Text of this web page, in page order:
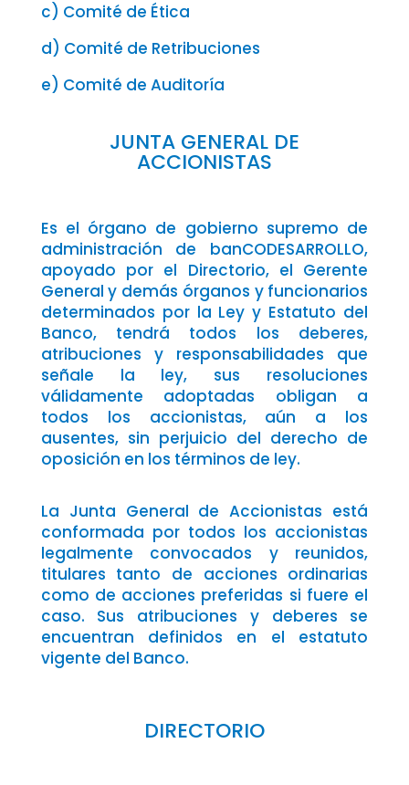
c) Comité de Ética
d) Comité de Retribuciones
e) Comité de Auditoría
JUNTA GENERAL DE
ACCIONISTAS
Es el órgano de gobierno supremo de
administración de banCODESARROLLO,
apoyado por el Directorio, el Gerente
General y demás órganos y funcionarios
determinados por la Ley y Estatuto del
Banco, tendrá todos los deberes,
atribuciones y responsabilidades que
señale la ley, sus resoluciones
válidamente adoptadas obligan a
todos los accionistas, aún a los
ausentes, sin perjuicio del derecho de
oposición en los términos de ley.
La Junta General de Accionistas está
conformada por todos los accionistas
legalmente convocados y reunidos,
titulares tanto de acciones ordinarias
como de acciones preferidas si fuere el
caso. Sus atribuciones y deberes se
encuentran definidos en el estatuto
vigente del Banco.
DIRECTORIO